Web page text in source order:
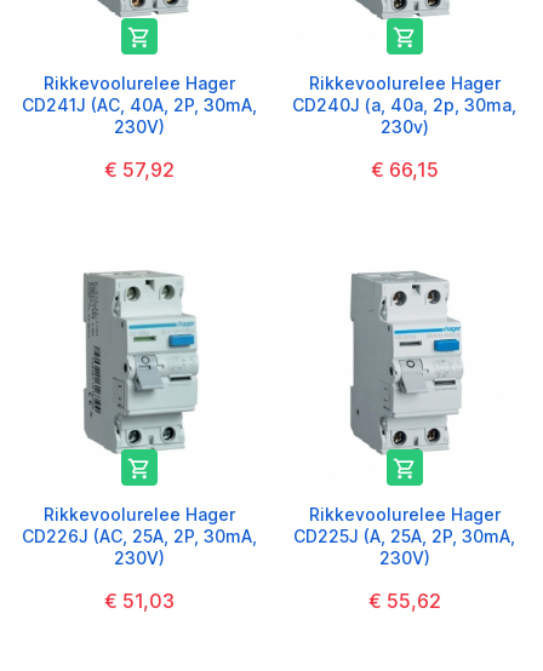

Rikkevoolurelee Hager
CD241J (AC, 40A, 2P, 30mA,
230V)
€ 57,92

Rikkevoolurelee Hager
CD240J (a, 40a, 2p, 30ma,
230v)
€ 66,15

Rikkevoolurelee Hager
CD226J (AC, 25A, 2P, 30mA,
230V)
€ 51,03

Rikkevoolurelee Hager
CD225J (A, 25A, 2P, 30mA,
230V)
€ 55,62